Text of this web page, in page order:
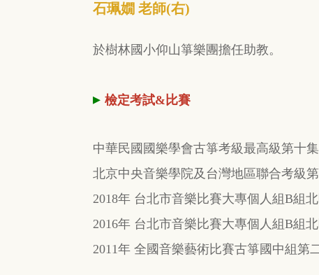
石珮嫺 老師(右)
於樹林國小仰山箏樂團擔任助教。
▸ 檢定考試&比賽
中華民國國樂學會古箏考級最高級第十
北京中央音樂學院及台灣地區聯合考級
2018年 台北市音樂比賽大專個人組B組
2016年 台北市音樂比賽大專個人組B組
2011年 全國音樂藝術比賽古箏國中組第